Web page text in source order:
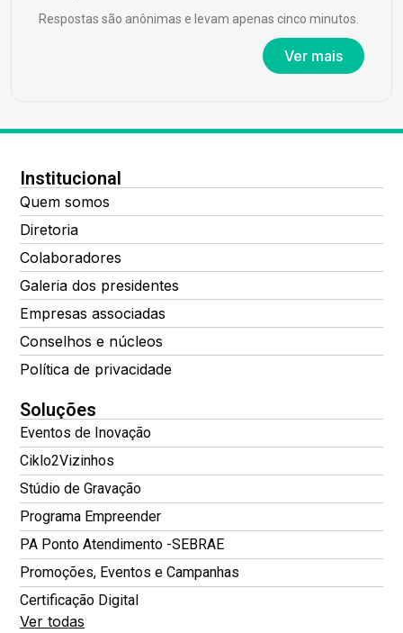
Respostas são anônimas e levam apenas cinco minutos.
Ver mais
Institucional
Quem somos
Diretoria
Colaboradores
Galeria dos presidentes
Empresas associadas
Conselhos e núcleos
Política de privacidade
Soluções
Eventos de Inovação
Ciklo2Vizinhos
Stúdio de Gravação
Programa Empreender
PA Ponto Atendimento -SEBRAE
Promoções, Eventos e Campanhas
Certificação Digital
Ver todas